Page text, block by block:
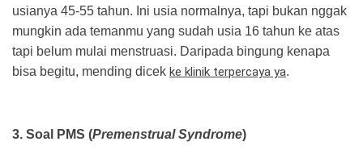
usianya 45-55 tahun. Ini usia normalnya, tapi bukan nggak
mungkin ada temanmu yang sudah usia 16 tahun ke atas
tapi belum mulai menstruasi. Daripada bingung kenapa
bisa begitu, mending dicek ke klinik terpercaya ya.
3. Soal PMS (Premenstrual Syndrome)